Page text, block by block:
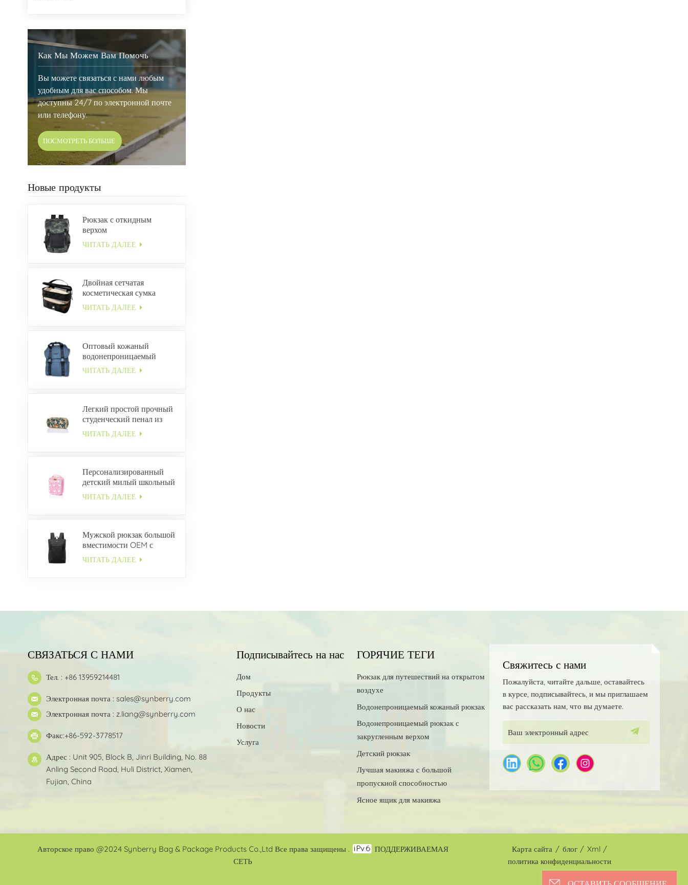
Как Мы Можем Вам Помочь
Вы можете связаться с нами любым
удобным для вас способом. Мы
доступны 24/7 по электронной почте
или телефону.
ПОСМОТРЕТЬ БОЛЬШЕ
Новые продукты
Рюкзак с откидным
верхом
ЧИТАТЬ ДАЛЕЕ
Двойная сетчатая
косметическая сумка
ЧИТАТЬ ДАЛЕЕ
Оптовый кожаный
водонепроницаемый
рюкзак с пряжкой
ЧИТАТЬ ДАЛЕЕ
Легкий простой прочный
студенческий пенал из
холста ODM
ЧИТАТЬ ДАЛЕЕ
Персонализированный
детский милый школьный
ланч-бокс
ЧИТАТЬ ДАЛЕЕ
Мужской рюкзак большой
вместимости OEM с
несколькими карманами
ЧИТАТЬ ДАЛЕЕ
СВЯЗАТЬСЯ С НАМИ
Тел. : +86 13959214481
Электронная почта : sales@synberry.com
Электронная почта : z.liang@synberry.com
Факс:+86-592-3778517
Адрес : Unit 905, Block B, Jinri Building, No. 88
Anling Second Road, Huli District, Xiamen,
Fujian, China
Подписывайтесь на нас
Дом
Продукты
О нас
Новости
Услуга
ГОРЯЧИЕ ТЕГИ
Рюкзак для путешествий на открытом
воздухе
Водонепроницаемый кожаный рюкзак
Водонепроницаемый рюкзак с
закругленным верхом
Детский рюкзак
Лучшая макияжа с большой
пропускной способностью
Ясное ящик для макияжа
Свяжитесь с нами
Пожалуйста, читайте дальше, оставайтесь
в курсе, подписывайтесь, и мы приглашаем
вас рассказать нам, что вы думаете.
Авторское право @2024 Synberry Bag & Package Products Co.,Ltd Все права защищены .
ПОДДЕРЖИВАЕМАЯ
СЕТЬ
Карта сайта / блог / Xml /
политика конфиденциальности